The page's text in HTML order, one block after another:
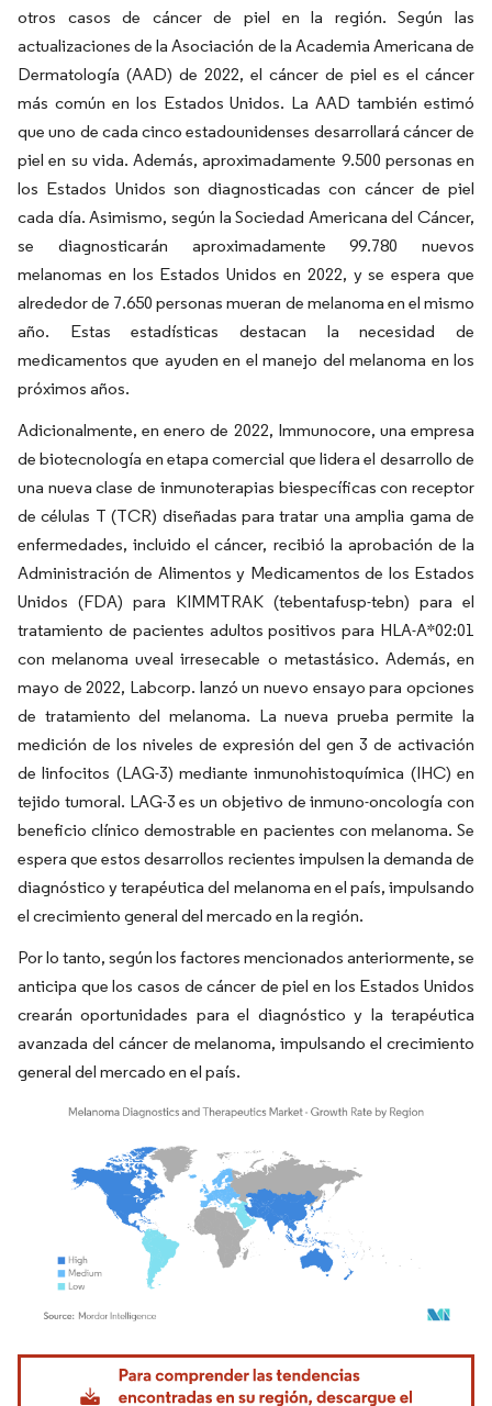
otros casos de cáncer de piel en la región. Según las
actualizaciones de la Asociación de la Academia Americana de
Dermatología (AAD) de 2022, el cáncer de piel es el cáncer
más común en los Estados Unidos. La AAD también estimó
que uno de cada cinco estadounidenses desarrollará cáncer de
piel en su vida. Además, aproximadamente 9.500 personas en
los Estados Unidos son diagnosticadas con cáncer de piel
cada día. Asimismo, según la Sociedad Americana del Cáncer,
se diagnosticarán aproximadamente 99.780 nuevos
melanomas en los Estados Unidos en 2022, y se espera que
alrededor de 7.650 personas mueran de melanoma en el mismo
año. Estas estadísticas destacan la necesidad de
medicamentos que ayuden en el manejo del melanoma en los
próximos años.
Adicionalmente, en enero de 2022, Immunocore, una empresa
de biotecnología en etapa comercial que lidera el desarrollo de
una nueva clase de inmunoterapias biespecíficas con receptor
de células T (TCR) diseñadas para tratar una amplia gama de
enfermedades, incluido el cáncer, recibió la aprobación de la
Administración de Alimentos y Medicamentos de los Estados
Unidos (FDA) para KIMMTRAK (tebentafusp-tebn) para el
tratamiento de pacientes adultos positivos para HLA-A*02:01
con melanoma uveal irresecable o metastásico. Además, en
mayo de 2022, Labcorp. lanzó un nuevo ensayo para opciones
de tratamiento del melanoma. La nueva prueba permite la
medición de los niveles de expresión del gen 3 de activación
de linfocitos (LAG-3) mediante inmunohistoquímica (IHC) en
tejido tumoral. LAG-3 es un objetivo de inmuno-oncología con
beneficio clínico demostrable en pacientes con melanoma. Se
espera que estos desarrollos recientes impulsen la demanda de
diagnóstico y terapéutica del melanoma en el país, impulsando
el crecimiento general del mercado en la región.
Por lo tanto, según los factores mencionados anteriormente, se
anticipa que los casos de cáncer de piel en los Estados Unidos
crearán oportunidades para el diagnóstico y la terapéutica
avanzada del cáncer de melanoma, impulsando el crecimiento
general del mercado en el país.
Imagen © Mordor Intelligence. El uso requiere atribución según CC BY 4.0.